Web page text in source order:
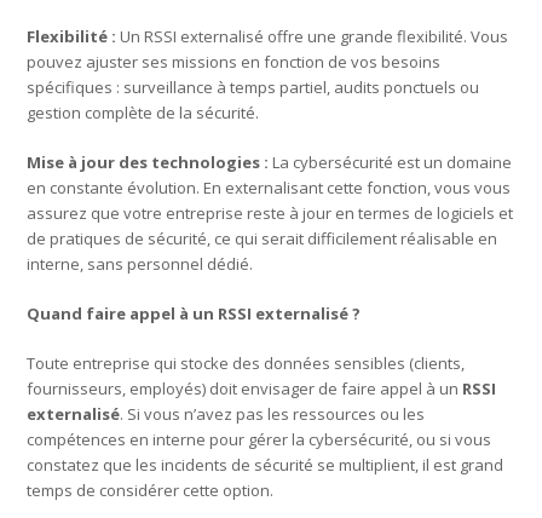
Flexibilité : Un RSSI externalisé offre une grande flexibilité. Vous
pouvez ajuster ses missions en fonction de vos besoins
spécifiques : surveillance à temps partiel, audits ponctuels ou
gestion complète de la sécurité.
Mise à jour des technologies : La cybersécurité est un domaine
en constante évolution. En externalisant cette fonction, vous vous
assurez que votre entreprise reste à jour en termes de logiciels et
de pratiques de sécurité, ce qui serait difficilement réalisable en
interne, sans personnel dédié.
Quand faire appel à un RSSI externalisé ?
Toute entreprise qui stocke des données sensibles (clients,
fournisseurs, employés) doit envisager de faire appel à un RSSI
externalisé. Si vous n’avez pas les ressources ou les
compétences en interne pour gérer la cybersécurité, ou si vous
constatez que les incidents de sécurité se multiplient, il est grand
temps de considérer cette option.